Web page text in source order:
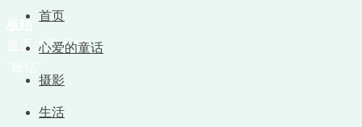
首页
心爱的童话
摄影
生活
首页
文章标签